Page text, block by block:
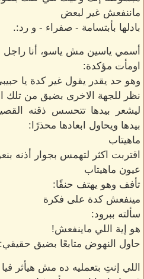
ماننفعش غير لبعض
بادلها بأبتسامة - صفراء - و رد:.
أسمي ياسين مش ياسو، أنا راجل
اومأت مؤكدة:
وهو حد يقدر يقول غير كدة يا
نظر للجهة الاخرى بضيق من تلك
ليشعر بيدها تتحسس ذقنه
بيدها ويحاول ابعادها محذرًا:
ماهيتاب
اقتربت اكثر لتهمس بجوار أذنه
عيون ماهيتاب
تأفف وهو يهتف حنقًا:
مينفعش كدة على فكرة
سألته ببرود:
هو إية اللي ماينفعش!
حاول النهوض متابعًا بضيق
اللي إنتِ بتعمليه ده مش هيأثر فيا